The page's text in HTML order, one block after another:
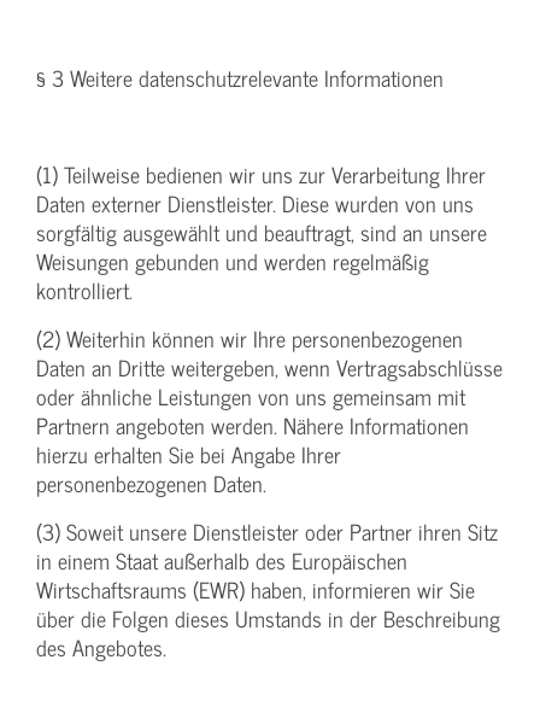
§ 3 Weitere datenschutzrelevante Informationen
(1) Teilweise bedienen wir uns zur Verarbeitung Ihrer
Daten externer Dienstleister. Diese wurden von uns
sorgfältig ausgewählt und beauftragt, sind an unsere
Weisungen gebunden und werden regelmäßig
kontrolliert.
(2) Weiterhin können wir Ihre personenbezogenen
Daten an Dritte weitergeben, wenn Vertragsabschlüsse
oder ähnliche Leistungen von uns gemeinsam mit
Partnern angeboten werden. Nähere Informationen
hierzu erhalten Sie bei Angabe Ihrer
personenbezogenen Daten.
(3) Soweit unsere Dienstleister oder Partner ihren Sitz
in einem Staat außerhalb des Europäischen
Wirtschaftsraums (EWR) haben, informieren wir Sie
über die Folgen dieses Umstands in der Beschreibung
des Angebotes.